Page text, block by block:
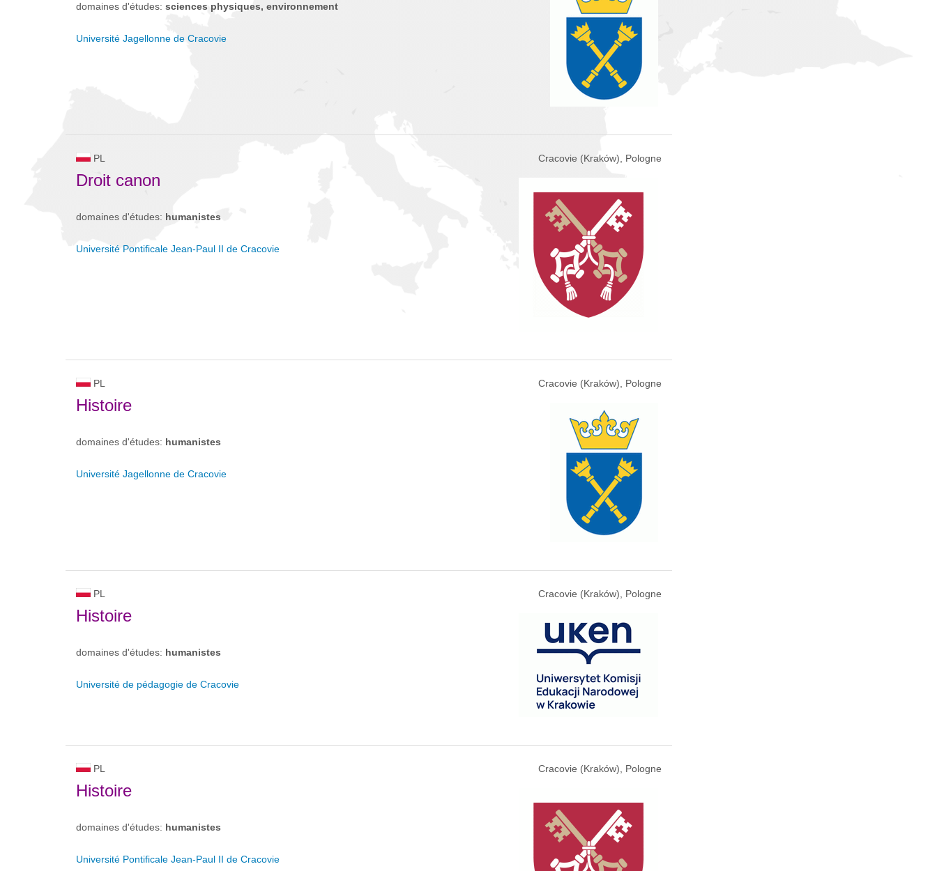
domaines d'études: sciences physiques, environnement
Université Jagellonne de Cracovie
PL Cracovie (Kraków), Pologne
Droit canon
domaines d'études: humanistes
Université Pontificale Jean-Paul II de Cracovie
PL Cracovie (Kraków), Pologne
Histoire
domaines d'études: humanistes
Université Jagellonne de Cracovie
PL Cracovie (Kraków), Pologne
Histoire
domaines d'études: humanistes
Université de pédagogie de Cracovie
PL Cracovie (Kraków), Pologne
Histoire
domaines d'études: humanistes
Université Pontificale Jean-Paul II de Cracovie